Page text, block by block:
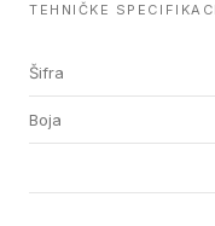
TEHNIČKE
Šifra
Boja